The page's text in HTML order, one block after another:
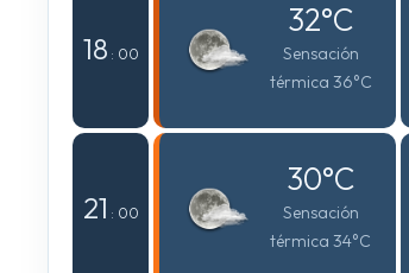
18 : 00
32°C
Sensación
térmica 36°C
21 : 00
30°C
Sensación
térmica 34°C